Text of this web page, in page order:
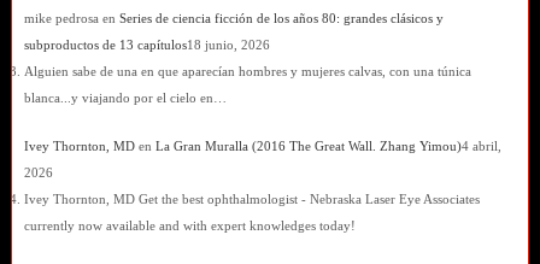
mike pedrosa en Series de ciencia ficción de los años 80: grandes clásicos y
subproductos de 13 capítulos18 junio, 2026
Alguien sabe de una en que aparecían hombres y mujeres calvas, con una túnica
blanca...y viajando por el cielo en…
Ivey Thornton, MDen La Gran Muralla (2016 The Great Wall. Zhang Yimou)4 abril,
2026
Ivey Thornton, MD Get the best ophthalmologist - Nebraska Laser Eye Associates
currently now available and with expert knowledges today!